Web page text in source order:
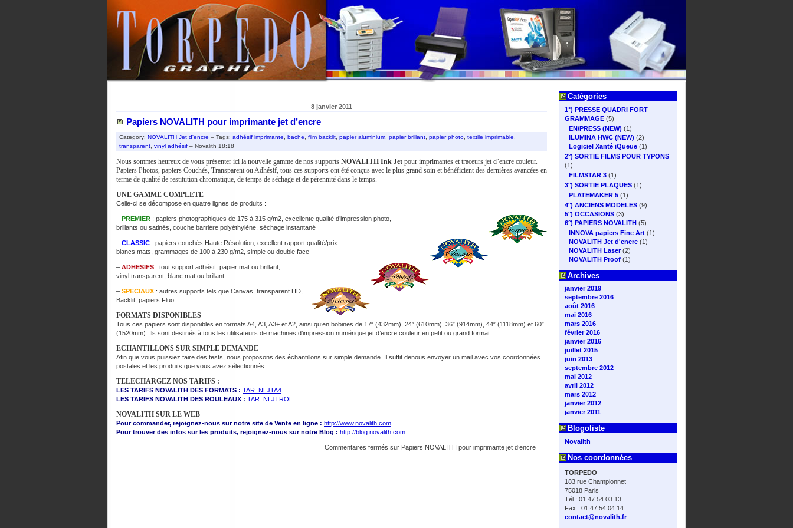
Catégories
1°) PRESSE QUADRI FORT
GRAMMAGE (5)
EN/PRESS (NEW) (1)
ILUMINA HWC (NEW) (2)
Logiciel Xanté iQueue (1)
2°) SORTIE FILMS POUR TYPONS
(1)
FILMSTAR 3 (1)
3°) SORTIE PLAQUES (1)
PLATEMAKER 5 (1)
4°) ANCIENS MODELES (9)
5°) OCCASIONS (3)
6°) PAPIERS NOVALITH (5)
INNOVA papiers Fine Art (1)
NOVALITH Jet d'encre (1)
NOVALITH Laser(2)
NOVALITH Proof (1)
Archives
janvier 2019
septembre 2016
août 2016
mai 2016
mars 2016
février 2016
janvier 2016
juillet 2015
juin 2013
septembre 2012
mai 2012
avril 2012
mars 2012
janvier 2012
janvier 2011
Blogoliste
Novalith
Nos coordonnées
TORPEDO
183 rue Championnet
75018 Paris
Tél : 01.47.54.03.13
Fax : 01.47.54.04.14
contact@novalith.fr
8 janvier 2011
Papiers NOVALITH pour imprimante jet d’encre
Category: NOVALITH Jet d'encre – Tags: adhésif imprimante bache film backlit papier aluminium papier brillant papier photo textile imprimable
transparent vinyl adhésif – Novalith 18:18
Nous sommes heureux de vous présenter ici la nouvelle gamme de nos supports NOVALITH Ink Jet pour imprimantes et traceurs jet d’encre couleur.
Papiers Photos, papiers Couchés, Transparent ou Adhésif, tous ces supports ont été conçus avec le plus grand soin et bénéficient des dernières avancées en
terme de qualité de restitution chromatique, de temps de séchage et de pérennité dans le temps.
UNE GAMME COMPLETE
Celle-ci se décompose en quatre lignes de produits :
– PREMIER : papiers photographiques de 175 à 315 g/m2, excellente qualité d’impression photo,
brillants ou satinés, couche barrière polyéthylène, séchage instantané
– CLASSIC : papiers couchés Haute Résolution, excellent rapport qualité/prix
blancs mats, grammages de 100 à 230 g/m2, simple ou double face
– ADHESIFS : tout support adhésif, papier mat ou brillant,
vinyl transparent, blanc mat ou brillant
– SPECIAUX : autres supports tels que Canvas, transparent HD,
Backlit, papiers Fluo …
FORMATS DISPONIBLES
Tous ces papiers sont disponibles en formats A4, A3, A3+ et A2, ainsi qu’en bobines de 17″ (432mm), 24″ (610mm), 36″ (914mm), 44″ (1118mm) et 60″
(1520mm). Ils sont destinés à tous les utilisateurs de machines d’impression numérique jet d’encre couleur en petit ou grand format.
ECHANTILLONS SUR SIMPLE DEMANDE
Afin que vous puissiez faire des tests, nous proposons des échantillons sur simple demande. Il suffit denous envoyer un mail avec vos coordonnées
postales et les produits que vous avez sélectionnés.
TELECHARGEZ NOS TARIFS :
LES TARIFS NOVALITH DES FORMATS : TAR_NLJTA4
LES TARIFS NOVALITH DES ROULEAUX : TAR_NLJTROL
NOVALITH SUR LE WEB
Pour commander, rejoignez-nous sur notre site de Vente en ligne : http://www.novalith.com
Pour trouver des infos sur les produits, rejoignez-nous sur notre Blog : http://blog.novalith.com
Commentaires fermés sur Papiers NOVALITH pour imprimante jet d’encre